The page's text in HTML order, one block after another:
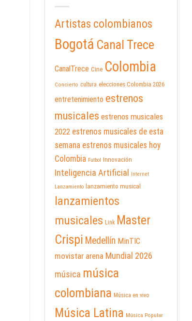
Artistas colombianos
Bogotá Canal Trece
CanalTrece Cine Colombia
Concierto cultura elecciones Colombia 2026
entretenimiento estrenos
musicales estrenos musicales
2022 estrenos musicales de esta
semana estrenos musicales hoy
Colombia Futbol Innovación
Inteligencia Artificial
Internet
Lanzamiento
lanzamiento musical
lanzamientos
musicales Link Master
Crispi Medellín MinTIC
movistar arena Mundial 2026
música música
colombiana Música en vivo
Música Latina Música Popular